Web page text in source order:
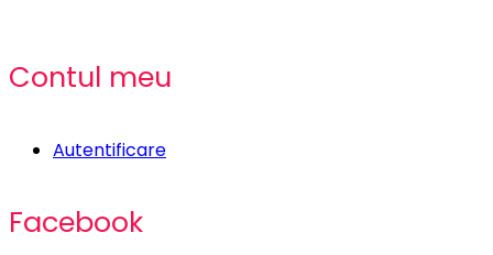
Contul meu
Autentificare
Facebook